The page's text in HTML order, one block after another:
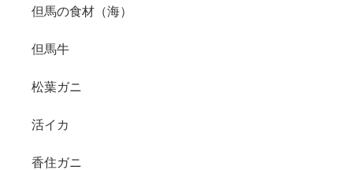
但馬の食材（海）
但馬牛
松葉ガニ
活イカ
香住ガニ